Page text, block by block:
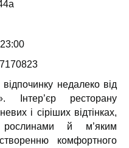
недалеко від
Інтер’єр ресторану
і сіріших відтінках,
рослинами й м’яким
комфортного